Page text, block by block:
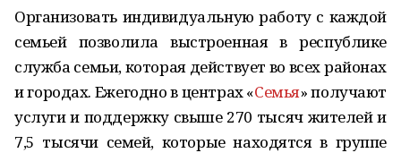
Организовать индивидуальную работу с каждой
семьей позволила выстроенная в республике
служба семьи, которая действует во всех районах
и городах. Ежегодно в центрах «Семья» получают
услуги и поддержку свыше 270 тысяч жителей и
7,5 тысячи семей, которые находятся в группе